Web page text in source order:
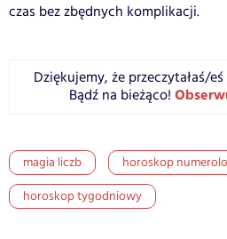
czas bez zbędnych komplikacji.
Dziękujemy, że przeczytałaś/
Bądź na bieżąco!
magia liczb
horoskop
horoskop tygodniowy